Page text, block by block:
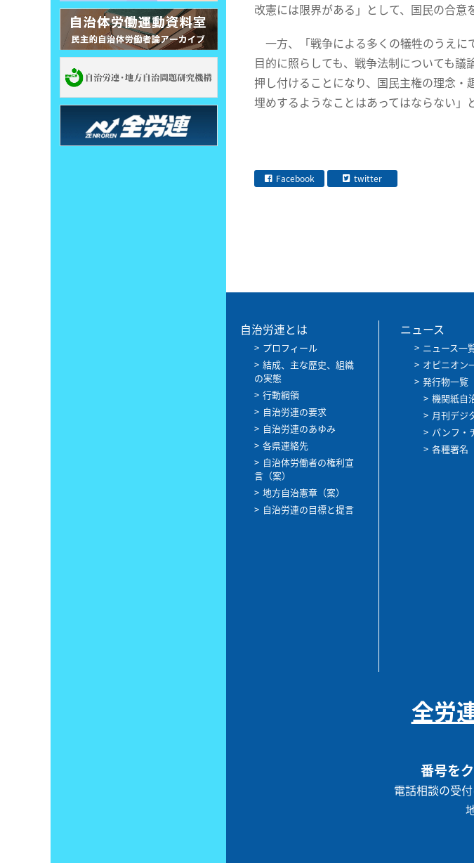
改憲には限界がある」として、国民の合意
一方、「戦争による多くの犠牲のうえに
目的に照らしても、戦争法制についても
押し付けることになり、国民主権の理念
埋めするようなことはあってはならない」
Facebook twitter
自治労連とは
プロフィール
結成、主な歴史、組織
の実態
行動綱領
自治労連の要求
自治労連のあゆみ
各県連絡先
自治体労働者の権利宣
言（案）
地方自治憲章（案）
自治労連の目標と提言
ニュース
ニュース一
オピニオン
発行物一覧
機関紙自
月刊デジ
パンフ・
各種署名
全労
番号を
電話相談の受